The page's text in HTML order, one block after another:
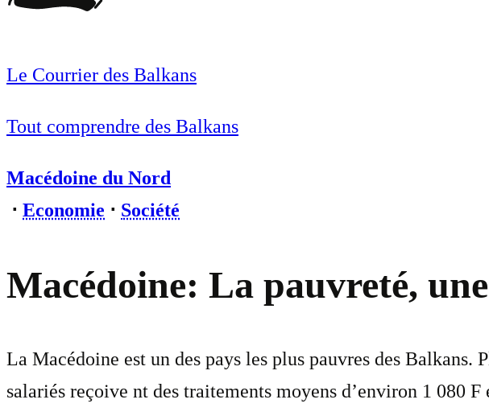
Le Courrier des Balkans
Tout comprendre des Balkans
Macédoine du Nord
⋅ Economie ⋅ Société
Macédoine: La pauvreté,
La Macédoine est un des pays les plus pauvres des Balkans.
salariés reçoive nt des traitements moyens d’environ 1 080